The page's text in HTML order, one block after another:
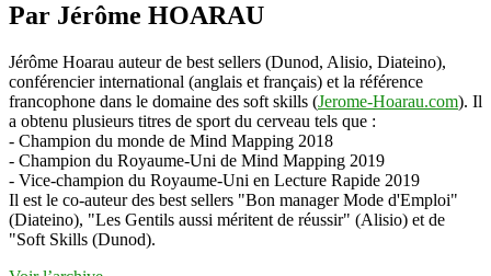
Par Jérôme HOARAU
Jérôme Hoarau auteur de best sellers (Dunod, Alisio, Diateino),
conférencier international (anglais et français) et la référence
francophone dans le domaine des soft skills (Jerome-Hoarau.com). Il
a obtenu plusieurs titres de sport du cerveau tels que :
- Champion du monde de Mind Mapping 2018
- Champion du Royaume-Uni de Mind Mapping 2019
- Vice-champion du Royaume-Uni en Lecture Rapide 2019
Il est le co-auteur des best sellers "Bon manager Mode d'Emploi"
(Diateino), "Les Gentils aussi méritent de réussir" (Alisio) et de
"Soft Skills (Dunod).